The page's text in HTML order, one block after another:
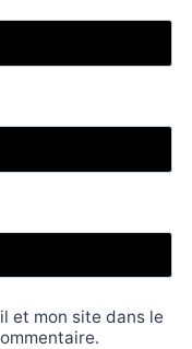
et mon site dans le